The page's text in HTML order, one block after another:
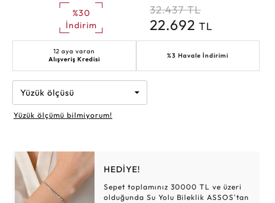
%30
İndirim
32.437 TL
22.692 TL
12 aya varan
Alışveriş Kredisi
%3 Havale İndirimi
Yüzük ölçüsü
Yüzük ölçümü bilmiyorum!
HEDİYE!
Sepet toplamınız 30000 TL ve üzeri
olduğunda Su Yolu Bileklik ASSOS'tan